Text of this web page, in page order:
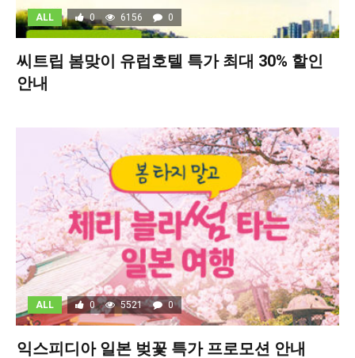
ALL 0 6156 0
씨트립 봄맞이 유럽호텔 특가 최대 30% 할인
안내
ALL 0 5521 0
익스피디아 일본 벚꽃 특가 프로모션 안내